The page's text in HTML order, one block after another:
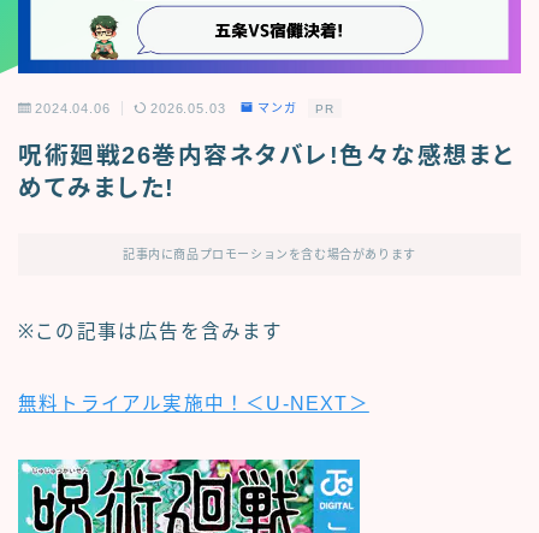
2024.04.06 2026.05.03 マンガ PR
呪術廻戦26巻内容ネタバレ!色々な感想まと
めてみました!
記事内に商品プロモーションを含む場合があります
※この記事は広告を含みます
無料トライアル実施中！＜U-NEXT＞